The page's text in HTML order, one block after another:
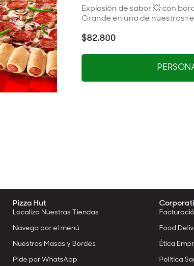
Explosión de sabor 💥 con
Grande en una de nuestras
$82.800
Pizza Hut
Localiza Nuestras Tiendas
Navega por el menú
Nuestras Masas y Bordes
Pide por WhatsApp
Food
Ética
Política